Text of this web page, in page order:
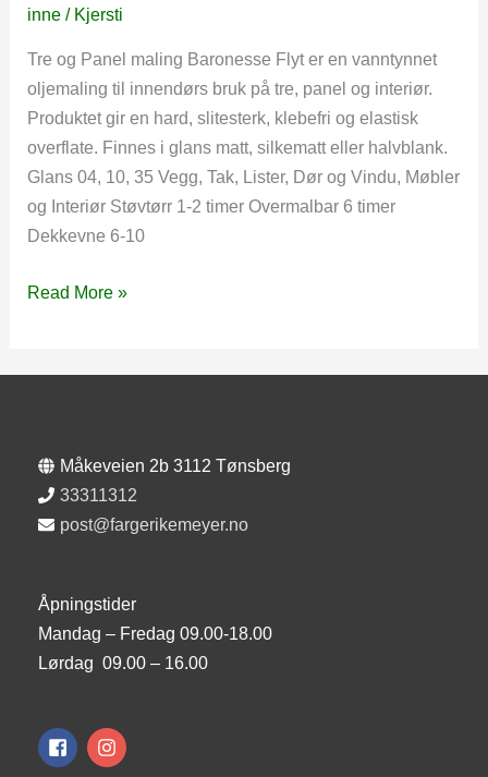
inne / Kjersti
Tre og Panel maling Baronesse Flyt er en vanntynnet
oljemaling til innendørs bruk på tre, panel og interiør.
Produktet gir en hard, slitesterk, klebefri og elastisk
overflate. Finnes i glans matt, silkematt eller halvblank.
Glans 04, 10, 35 Vegg, Tak, Lister, Dør og Vindu, Møbler
og Interiør Støvtørr 1-2 timer Overmalbar 6 timer
Dekkevne 6-10
Baronesse
Read More »
Måkeveien 2b 3112 Tønsberg
33311312
post@fargerikemeyer.no
Åpningstider
Mandag – Fredag 09.00-18.00
Lørdag 09.00 – 16.00